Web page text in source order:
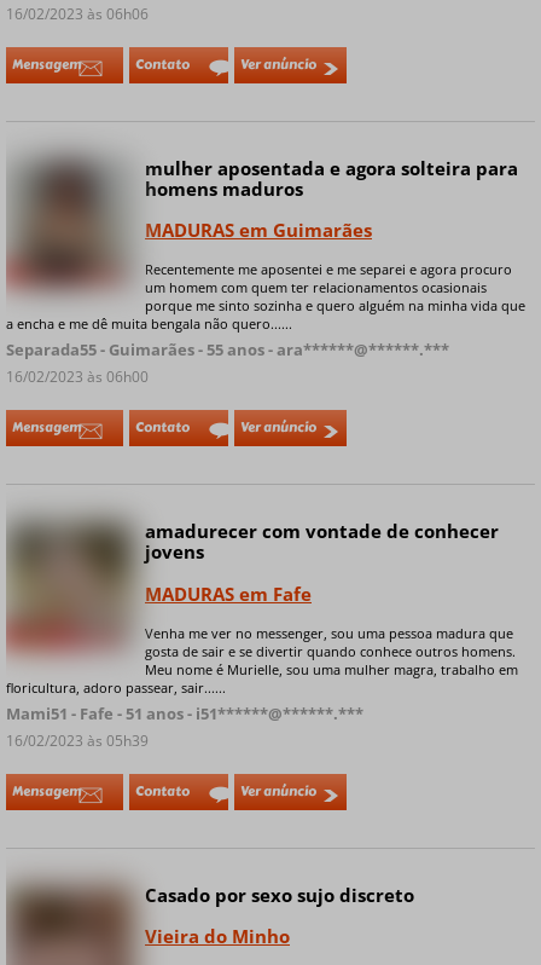
16/02/2023 às 06h06
Mensagem Contato Ver anúncio
mulher aposentada e agora solteira para
homens maduros
MADURAS em Guimarães
Recentemente me aposentei e me separei e agora procuro
um homem com quem ter relacionamentos ocasionais
porque me sinto sozinha e quero alguém na minha vida que
a encha e me dê muita bengala não quero......
Separada55 - Guimarães - 55 anos - ara******@******.***
16/02/2023 às 06h00
Mensagem Contato Ver anúncio
amadurecer com vontade de conhecer
jovens
MADURAS em Fafe
Venha me ver no messenger, sou uma pessoa madura que
gosta de sair e se divertir quando conhece outros homens.
Meu nome é Murielle, sou uma mulher magra, trabalho em
floricultura, adoro passear, sair......
Mami51 - Fafe - 51 anos - i51******@******.***
16/02/2023 às 05h39
Mensagem Contato Ver anúncio
Online
Casado por sexo sujo discreto
Vieira do Minho